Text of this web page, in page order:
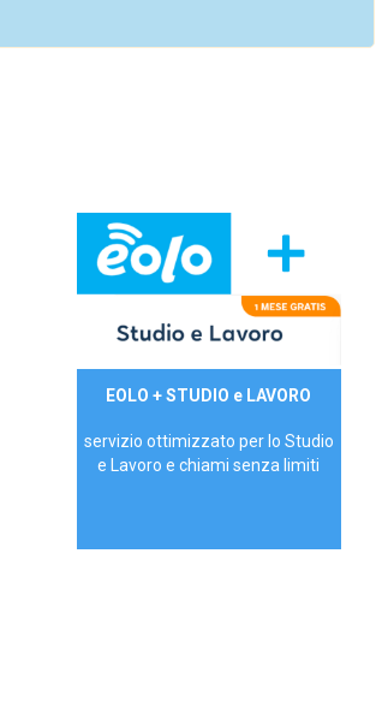
29,90€/mese
EOLO + STUDIO e LAVORO
servizio ottimizzato per lo Studio
e Lavoro e chiami senza limiti